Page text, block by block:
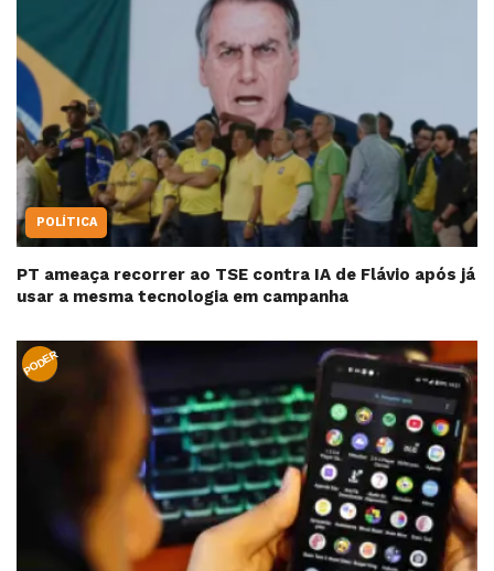
POLÍTICA
PT ameaça recorrer ao TSE contra IA de Flávio após já
usar a mesma tecnologia em campanha
PODER